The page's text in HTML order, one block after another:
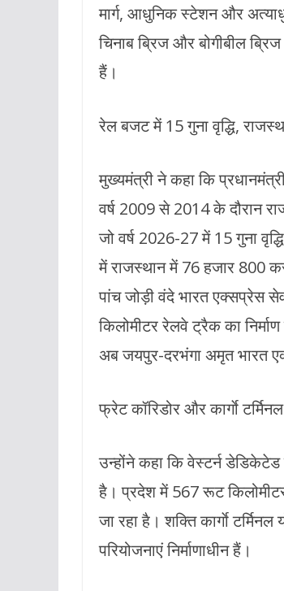
मार्ग, आधुनिक स्टेशन और
चिनाब ब्रिज और बोगीबील
हैं।
रेल बजट में 15 गुना वृद्धि,
मुख्यमंत्री ने कहा कि
वर्ष 2009 से 2014 के दौरान
जो वर्ष 2026-27 में 15 गुना
में राजस्थान में 76 हजार 800
पांच जोड़ी वंदे भारत एक्सप्रेस
किलोमीटर रेलवे ट्रैक का
अब जयपुर-दरभंगा अमृत भारत
फ्रेट कॉरिडोर और कार्गाे
उन्होंने कहा कि वेस्टर्न
है। प्रदेश में 567 रूट
जा रहा है। शक्ति कार्गाे
परियोजनाएं निर्माणाधीन हैं।